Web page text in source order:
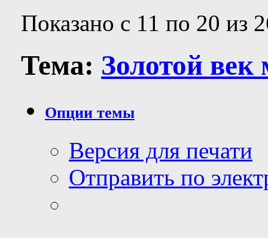
Показано с 11 по 20 из
Тема: Золотой век
Опции темы
Версия для печати
Отправить по